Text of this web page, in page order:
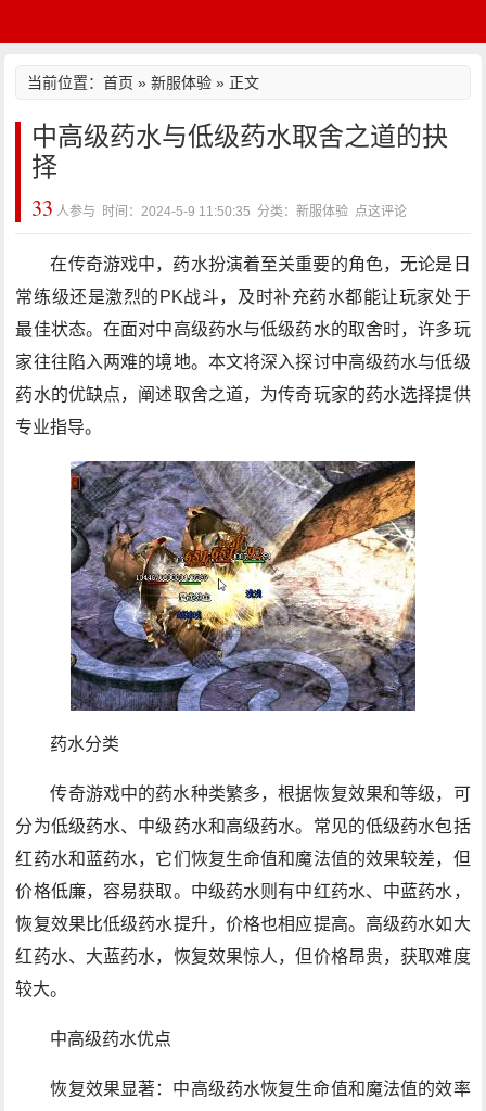
当前位置：首页 »新服体验 » 正文
中高级药水与低级药水取舍之道的抉
择
33 人参与 时间：2024-5-9 11:50:35 分类：新服体验 点这评论
在传奇游戏中，药水扮演着至关重要的角色，无论是日
常练级还是激烈的PK战斗，及时补充药水都能让玩家处于
最佳状态。在面对中高级药水与低级药水的取舍时，许多玩
家往往陷入两难的境地。本文将深入探讨中高级药水与低级
药水的优缺点，阐述取舍之道，为传奇玩家的药水选择提供
专业指导。
药水分类
传奇游戏中的药水种类繁多，根据恢复效果和等级，可
分为低级药水、中级药水和高级药水。常见的低级药水包括
红药水和蓝药水，它们恢复生命值和魔法值的效果较差，但
价格低廉，容易获取。中级药水则有中红药水、中蓝药水，
恢复效果比低级药水提升，价格也相应提高。高级药水如大
红药水、大蓝药水，恢复效果惊人，但价格昂贵，获取难度
较大。
中高级药水优点
恢复效果显著：中高级药水恢复生命值和魔法值的效率